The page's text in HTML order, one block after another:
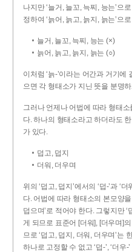
나지만 ‘늘거, 늘꼬, 늑찌, 능는’으
정하여 ‘늙어, 늙고, 늙지, 늙는’으
늘거, 늘꼬, 늑찌, 능는 (×)
늙어, 늙고, 늙지, 늙는 (○)
이처럼 ‘늙-­’이라는 어간과 거기
으면 각 형태소가 지닌 뜻을 분명
그러나 언제나 어법에 따라 형태
다. 하나의 형태소라고 하더라도
가 있다.
덥고, 덥지
더워, 더우며
위의 ‘덥고, 덥지’에서의 ‘덥-­’과 ‘
다. 어법에 따라 형태소의 본모양
덥으며’로 적어야 한다. 그렇지만 ‘
게 되므로 표준어 [더워], [더우며]
므로 ‘덥고, 덥지, 더워, 더우며’는
하나로 고정할 수 없고 ‘덥-’, ‘더우